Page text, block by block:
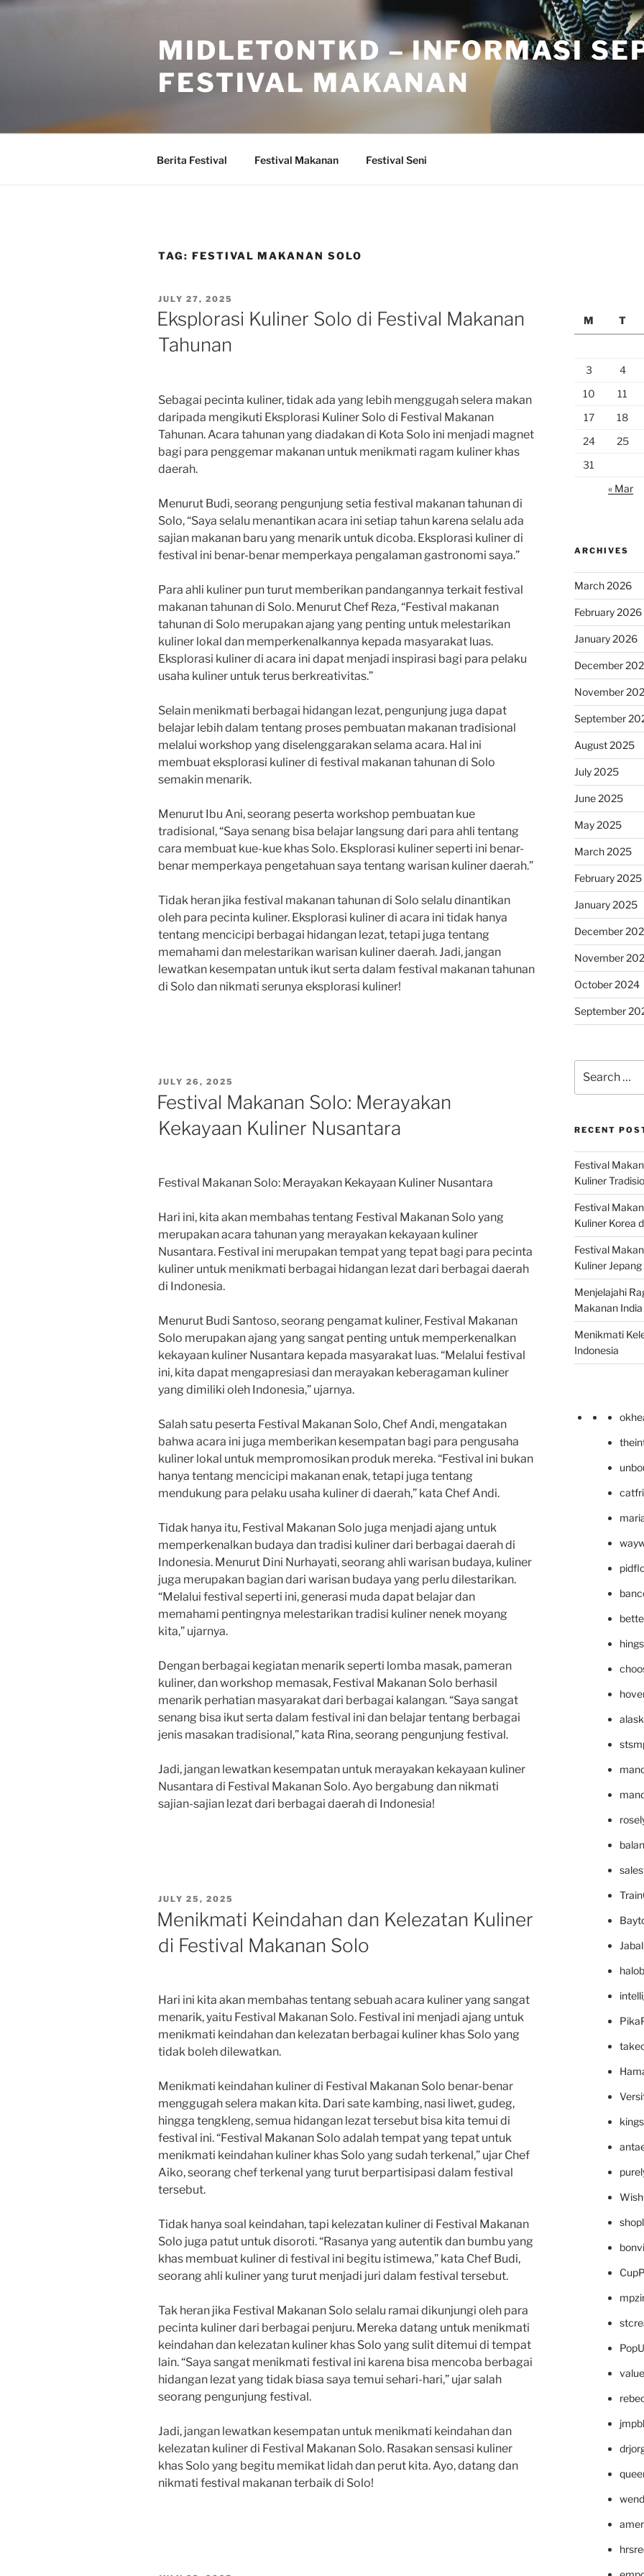
Skip
MIDLETONTKD – INFORMASI
FESTIVAL MAKANAN
Berita Festival Festival Makanan Festival Seni
TAG: FESTIVAL MAKANAN SOLO
POSTED
ON
JULY 27, 2025
Eksplorasi Kuliner Solo di Festival Makanan
Tahunan
Sebagai pecinta kuliner, tidak ada yang lebih menggugah selera makan
daripada mengikuti Eksplorasi Kuliner Solo di Festival Makanan
Tahunan. Acara tahunan yang diadakan di Kota Solo ini menjadi magnet
bagi para penggemar makanan untuk menikmati ragam kuliner khas
daerah.
Menurut Budi, seorang pengunjung setia festival makanan tahunan di
Solo, “Saya selalu menantikan acara ini setiap tahun karena selalu ada
sajian makanan baru yang menarik untuk dicoba. Eksplorasi kuliner di
festival ini benar-benar memperkaya pengalaman gastronomi saya.”
Para ahli kuliner pun turut memberikan pandangannya terkait festival
makanan tahunan di Solo. Menurut Chef Reza, “Festival makanan
tahunan di Solo merupakan ajang yang penting untuk melestarikan
kuliner lokal dan memperkenalkannya kepada masyarakat luas.
Eksplorasi kuliner di acara ini dapat menjadi inspirasi bagi para pelaku
usaha kuliner untuk terus berkreativitas.”
Selain menikmati berbagai hidangan lezat, pengunjung juga dapat
belajar lebih dalam tentang proses pembuatan makanan tradisional
melalui workshop yang diselenggarakan selama acara. Hal ini
membuat eksplorasi kuliner di festival makanan tahunan di Solo
semakin menarik.
Menurut Ibu Ani, seorang peserta workshop pembuatan kue
tradisional, “Saya senang bisa belajar langsung dari para ahli tentang
cara membuat kue-kue khas Solo. Eksplorasi kuliner seperti ini benar-
benar memperkaya pengetahuan saya tentang warisan kuliner daerah.”
Tidak heran jika festival makanan tahunan di Solo selalu dinantikan
oleh para pecinta kuliner. Eksplorasi kuliner di acara ini tidak hanya
tentang mencicipi berbagai hidangan lezat, tetapi juga tentang
memahami dan melestarikan warisan kuliner daerah. Jadi, jangan
lewatkan kesempatan untuk ikut serta dalam festival makanan tahunan
di Solo dan nikmati serunya eksplorasi kuliner!
POSTED
JULY 26, 2025
Festival Makanan Solo: Merayakan
Kekayaan Kuliner Nusantara
Festival Makanan Solo: Merayakan Kekayaan Kuliner Nusantara
Hari ini, kita akan membahas tentang Festival Makanan Solo yang
merupakan acara tahunan yang merayakan kekayaan kuliner
Nusantara. Festival ini merupakan tempat yang tepat bagi para pecinta
kuliner untuk menikmati berbagai hidangan lezat dari berbagai daerah
di Indonesia.
Menurut Budi Santoso, seorang pengamat kuliner, Festival Makanan
Solo merupakan ajang yang sangat penting untuk memperkenalkan
kekayaan kuliner Nusantara kepada masyarakat luas. “Melalui festival
ini, kita dapat mengapresiasi dan merayakan keberagaman kuliner
yang dimiliki oleh Indonesia,” ujarnya.
Salah satu peserta Festival Makanan Solo, Chef Andi, mengatakan
bahwa acara ini juga memberikan kesempatan bagi para pengusaha
kuliner lokal untuk mempromosikan produk mereka. “Festival ini bukan
hanya tentang mencicipi makanan enak, tetapi juga tentang
mendukung para pelaku usaha kuliner di daerah,” kata Chef Andi.
Tidak hanya itu, Festival Makanan Solo juga menjadi ajang untuk
memperkenalkan budaya dan tradisi kuliner dari berbagai daerah di
Indonesia. Menurut Dini Nurhayati, seorang ahli warisan budaya, kuliner
juga merupakan bagian dari warisan budaya yang perlu dilestarikan.
“Melalui festival seperti ini, generasi muda dapat belajar dan
memahami pentingnya melestarikan tradisi kuliner nenek moyang
kita,” ujarnya.
Dengan berbagai kegiatan menarik seperti lomba masak, pameran
kuliner, dan workshop memasak, Festival Makanan Solo berhasil
menarik perhatian masyarakat dari berbagai kalangan. “Saya sangat
senang bisa ikut serta dalam festival ini dan belajar tentang berbagai
jenis masakan tradisional,” kata Rina, seorang pengunjung festival.
Jadi, jangan lewatkan kesempatan untuk merayakan kekayaan kuliner
Nusantara di Festival Makanan Solo. Ayo bergabung dan nikmati
sajian-sajian lezat dari berbagai daerah di Indonesia!
POSTED
ON
JULY 25, 2025
Menikmati Keindahan dan Kelezatan Kuliner
di Festival Makanan Solo
Hari ini kita akan membahas tentang sebuah acara kuliner yang sangat
menarik, yaitu Festival Makanan Solo. Festival ini menjadi ajang untuk
menikmati keindahan dan kelezatan berbagai kuliner khas Solo yang
tidak boleh dilewatkan.
Menikmati keindahan kuliner di Festival Makanan Solo benar-benar
menggugah selera makan kita. Dari sate kambing, nasi liwet, gudeg,
hingga tengkleng, semua hidangan lezat tersebut bisa kita temui di
festival ini. “Festival Makanan Solo adalah tempat yang tepat untuk
menikmati keindahan kuliner khas Solo yang sudah terkenal,” ujar Chef
Aiko, seorang chef terkenal yang turut berpartisipasi dalam festival
tersebut.
Tidak hanya soal keindahan, tapi kelezatan kuliner di Festival Makanan
Solo juga patut untuk disoroti. “Rasanya yang autentik dan bumbu yang
khas membuat kuliner di festival ini begitu istimewa,” kata Chef Budi,
seorang ahli kuliner yang turut menjadi juri dalam festival tersebut.
Tak heran jika Festival Makanan Solo selalu ramai dikunjungi oleh para
pecinta kuliner dari berbagai penjuru. Mereka datang untuk menikmati
keindahan dan kelezatan kuliner khas Solo yang sulit ditemui di tempat
lain. “Saya sangat menikmati festival ini karena bisa mencoba berbagai
hidangan lezat yang tidak biasa saya temui sehari-hari,” ujar salah
seorang pengunjung festival.
Jadi, jangan lewatkan kesempatan untuk menikmati keindahan dan
kelezatan kuliner di Festival Makanan Solo. Rasakan sensasi kuliner
khas Solo yang begitu memikat lidah dan perut kita. Ayo, datang dan
nikmati festival makanan terbaik di Solo!
M
T
3
4
10
11
17
18
24
25
31
« Mar
ARCHIVES
March 2026
February 2026
January 2026
December
November
September
August 2025
July 2025
June 2025
May 2025
March 2025
February 2025
January 2025
December
November
October 2024
September
for:
RECENT
Festival
Kuliner
Festival
Kuliner Korea
Festival
Kuliner
Menjelajahi
Makanan
Menikmati
Indonesia